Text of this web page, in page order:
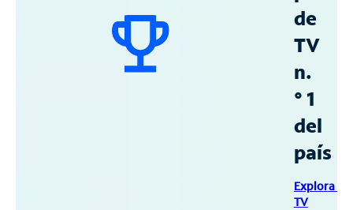
de
TV
n.
° 1
del
país
Explora
TV